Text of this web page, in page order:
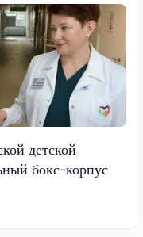
детской
бокс-корпус